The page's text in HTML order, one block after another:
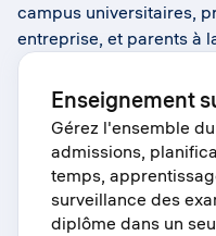
campus universitaires,
entreprise, et parents à
Enseignement
Gérez l'ensemble
admissions,
temps,
surveillance des
diplôme dans un